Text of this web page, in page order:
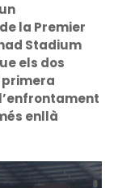
la Premier
Stadium
els dos
enllà